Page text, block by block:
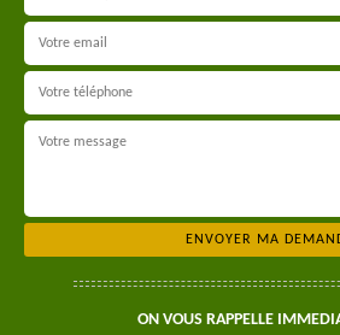
ON VOUS RAPPELLE